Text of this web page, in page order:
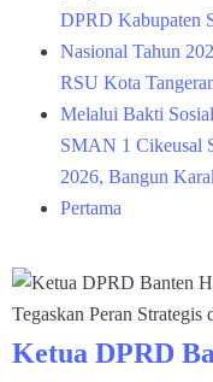
DPRD Kabupaten
Nasional Tahun
RSU Kota
Melalui Bakti
SMAN 1 Cikeusal
2026, Bangun
Pertama
Ketua DPRD